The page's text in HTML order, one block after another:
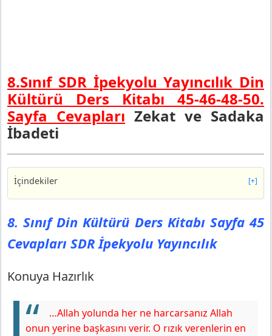
8.Sınıf SDR İpekyolu Yayıncılık Din
Kültürü Ders Kitabı 45-46-48-50.
Sayfa Cevapları Zekat ve Sadaka
İbadeti
İçindekiler [+]
8. Sınıf Din Kültürü Ders Kitabı Sayfa 45 Cevapları SDR
İpekyolu Yayıncılık
Konuya Hazırlık
8. Sınıf Din Kültürü Ders Kitabı Sayfa 46 Cevapları SDR
Etkinlik
İpekyolu Yayıncılık
Etkinlik 2
8. Sınıf Din Kültürü Ders Kitabı Sayfa 50 Cevapları SDR
8. Sınıf Din Kültürü Ders Kitabı Sayfa 45
Cevapları SDR İpekyolu Yayıncılık
Konuya Hazırlık
…Allah yolunda her ne harcarsanız Allah
onun yerine başkasını verir. O rızık verenlerin en